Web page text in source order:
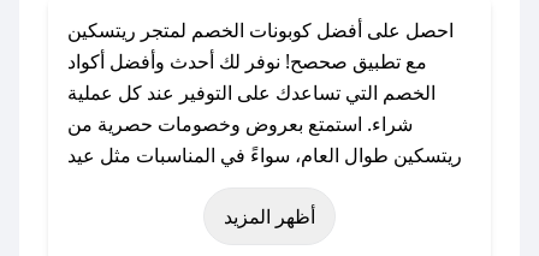
احصل على أفضل كوبونات الخصم لمتجر ريتسكين
مع تطبيق صحصح! نوفر لك أحدث وأفضل أكواد
الخصم التي تساعدك على التوفير عند كل عملية
شراء. استمتع بعروض وخصومات حصرية من
ريتسكين طوال العام، سواءً في المناسبات مثل عيد
الفطر، عيد الأضحى، الجمعة البيضاء (شهر نوفمبر)،
رمضان، اليوم الوطني، يوم التأسيس، أو حتى عروض
أظهر المزيد